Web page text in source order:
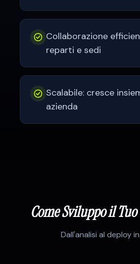
Collaborazione
reparti e sedi
Scalabile: cresce
azienda
Come Sviluppo il
Dall'analisi al deploy